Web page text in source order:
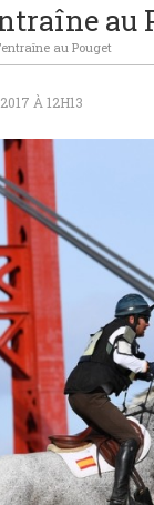
au
au Pouget
À 12H13